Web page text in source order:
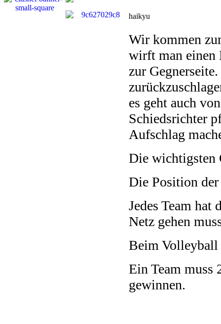
haikyu
Wir kommen
wirft man einen
zur
es geht auch
Schiedsrichter
Aufschlag
Die wichtigsten
Die Position
Jedes Team
Netz gehen
Beim
Ein Team muss
gewinnen.